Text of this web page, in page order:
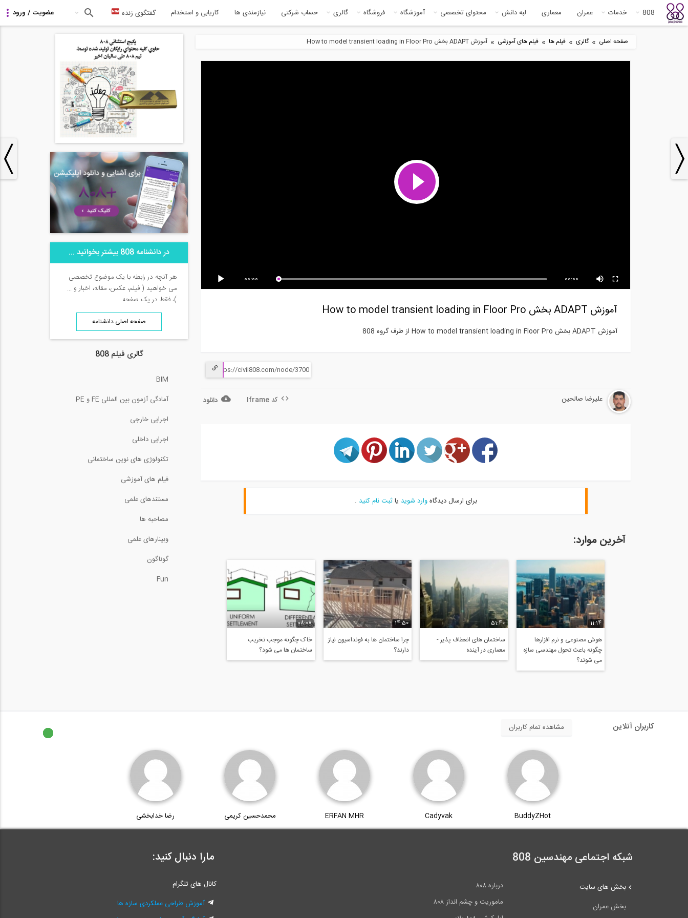
808 خدمات عمران معماری لبه دانش محتوای تخصصی آموزشگاه فروشگاه گالری حساب شرکتی نیازمندی ها کاریابی و استخدام گفتگوی زنده
صفحه اصلی » گالری » فیلم ها » فیلم های آموزشی » آموزش ADAPT بخش How to model transient loading in Floor Pro
00:00 00:00
آموزش ADAPT بخش How to model transient loading in Floor Pro
آموزش ADAPT بخش How to model transient loading in Floor Pro از طرف گروه 808
دانلود علیرضا صالحین کد Iframe
برای ارسال دیدگاهوارد شوید یاثبت نام کنید .
آخرین موارد:
11:14
هوش مصنوعی و نرم افزارها
چگونه باعث تحول مهندسی سازه
می شوند؟
51:40
ساختمان های انعطاف پذیر -
معماری در آینده
14:50
چرا ساختمان ها به فونداسیون نیاز
دارند؟
08:08
خاک چگونه موجب تخریب
ساختمان ها می شود؟
در دانشنامه 808 بیشتر بخوانید ...
هر آنچه در رابطه با یک موضوع تخصصی
می خواهید ( فیلم، عکس، مقاله، اخبار و ...
)، فقط در یک صفحه
صفحه اصلی دانشنامه
گالری فیلم 808
BIM
آمادگی آزمون بین المللی FE و PE
اجرایی خارجی
اجرایی داخلی
تکنولوژی های نوین ساختمانی
فیلم های آموزشی
مستندهای علمی
مصاحبه ها
وبینارهای علمی
گوناگون
Fun
کاربران آنلاین مشاهده تمام کاربران
BuddyZHot
Cadyvak
ERFAN MHR محمدحسین کریمی رضا خدابخشی
شبکه اجتماعی مهندسین 808
درباره ۸۰۸
ماموریت و چشم انداز ۸۰۸
بخش های سایت
بخش عمران
مارا دنبال کنید:
کانال های تلگرام
آموزش طراحی عملکردی سازه ها